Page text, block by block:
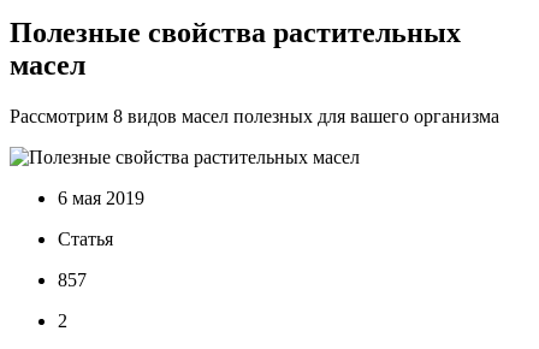
Полезные свойства растительных
масел
Рассмотрим 8 видов масел полезных для вашего организма
6 мая 2019
Статья
857
2